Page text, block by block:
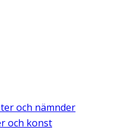
och nämnder
och konst